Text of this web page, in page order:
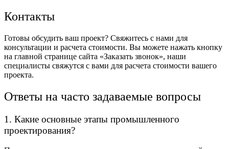
Контакты
Готовы обсудить ваш проект? Свяжитесь с нами для
консультации и расчета стоимости. Вы можете нажать кнопку
на главной странице сайта «Заказать звонок», наши
специалисты свяжутся с вами для расчета стоимости вашего
проекта.
Ответы на часто задаваемые вопросы
1. Какие основные этапы промышленного
проектирования?